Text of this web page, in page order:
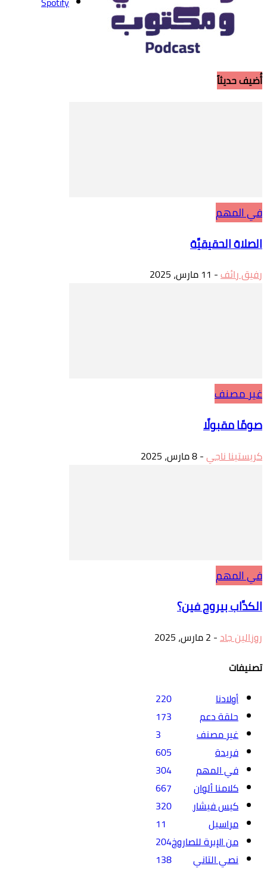
أُضيف حديثاً
في المهم
الصلاة الحقيقيَّة
رفيق رائف- 11 مارس، 2025
غير مصنف
صومًا مقبولًا
كريستينا ناجي-8 مارس، 2025
في المهم
الكدَّاب بيروح فين؟
روزالين جاد- 2 مارس، 2025
تصنيفات
أولادنا
220
حلقة دعم
173
غير مصنف
3
فريدة
605
في المهم
304
كلامنا ألوان
667
كيس فيشار
320
مراسيل
11
من الإبرة للصاروخ204
نصي التاني
138